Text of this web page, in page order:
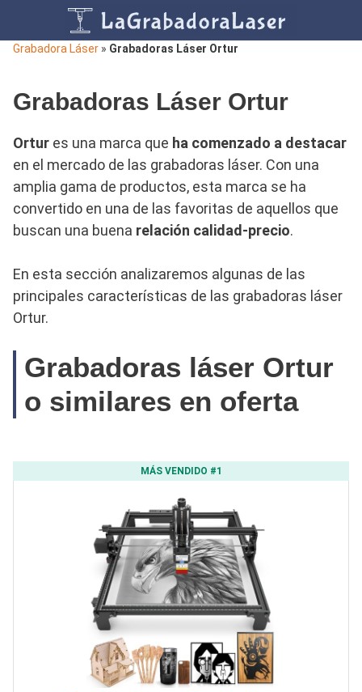
Saltar
contenido
Grabadora Láser » Grabadoras Láser Ortur
Grabadoras Láser Ortur
Ortur es una marca que ha comenzado a destacar
en el mercado de las grabadoras láser. Con una
amplia gama de productos, esta marca se ha
convertido en una de las favoritas de aquellos que
buscan una buena relación calidad-precio.
En esta sección analizaremos algunas de las
principales características de las grabadoras láser
Ortur.
Grabadoras láser Ortur
o similares en oferta
MÁS VENDIDO #1